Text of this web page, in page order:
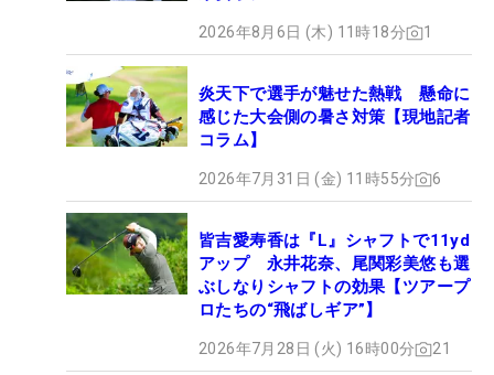
2026年8月6日 (木) 11時18分 1
炎天下で選手が魅せた熱戦 懸命に
感じた大会側の暑さ対策【現地記者
コラム】
2026年7月31日 (金) 11時55分 6
皆吉愛寿香は『L』シャフトで11yd
アップ 永井花奈、尾関彩美悠も選
ぶしなりシャフトの効果【ツアープ
ロたちの“飛ばしギア”】
2026年7月28日 (火) 16時00分 21